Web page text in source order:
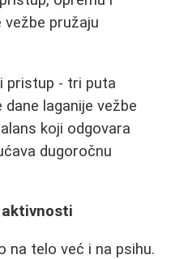
pružaju
pristup - tri puta
laganije vežbe
koji odgovara
dugoročnu
na telo već i na psihu.